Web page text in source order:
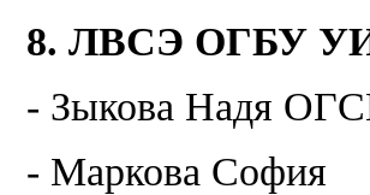
8. ЛВСЭ ОГБУ
- Зыкова Надя
- Маркова София